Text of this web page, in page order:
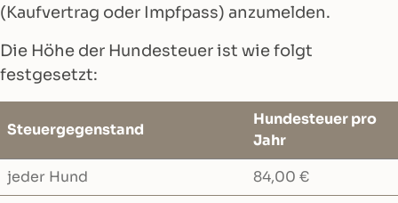
(Kaufvertrag oder Impfpass) anzumelden.
Die Höhe der Hundesteuer ist wie folgt
festgesetzt:
Steuergegenstand
Hundesteuer pro
Jahr
jeder Hund
84,00 €